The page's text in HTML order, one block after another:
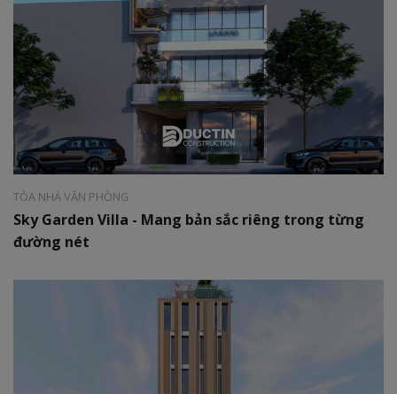
Phong cách:
Hiện đại
Diện tích:6x20m
TÒA NHÀ VĂN PHÒNG
Sky Garden Villa - Mang bản sắc riêng trong từng
đường nét